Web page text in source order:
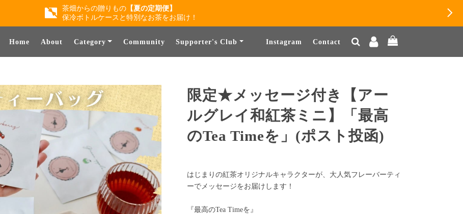
茶畑からの贈りもの【夏の定期便】
保冷ボトルケースと特別なお茶をお届け！
Home About Category Community Supporter's Club Instagram Contact
限定★メッセージ付き【アー
ルグレイ和紅茶ミニ】「最高
のTea Timeを」(ポスト投函)
はじまりの紅茶オリジナルキャラクターが、大人気フレーバーティ
ーでメッセージをお届けします！
『最高のTea Timeを』